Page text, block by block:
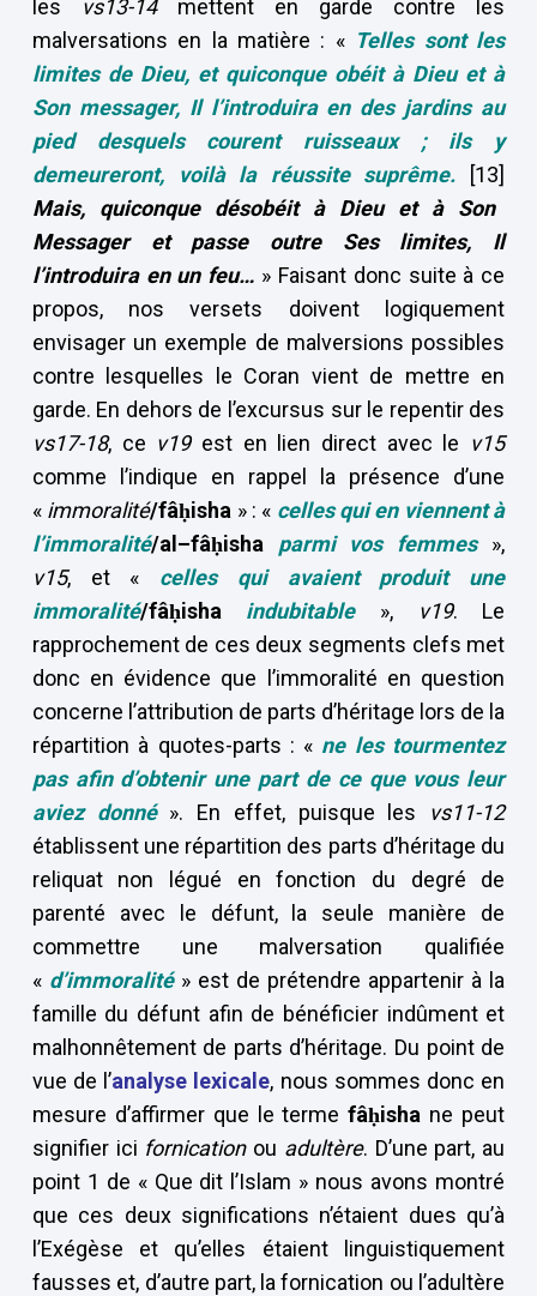
les vs13-14mettent en garde contre les
malversations en la matière : « Telles sont les
limites de Dieu, et quiconque obéit à Dieu et à
Son messager, Il l’introduira en des jardins au
pied desquels courent ruisseaux ; ils y
demeureront, voilà la réussite suprême. [13]
Mais, quiconque désobéit à Dieu et à Son
Messager et passe outre Ses limites, Il
l’introduira en un feu… » Faisant donc suite à ce
propos, nos versets doivent logiquement
envisager un exemple de malversions possibles
contre lesquelles le Coran vient de mettre en
garde. En dehors de l’excursus sur le repentir des
vs17-18, ce v19est en lien direct avec le v15
comme l’indique en rappel la présence d’une
« immoralité/fâḥisha » : « celles qui en viennent à
l’immoralité/al–fâḥisha parmi vos femmes »,
v15, et « celles qui avaient produit une
immoralité/fâḥisha indubitable », v19. Le
rapprochement de ces deux segments clefs met
donc en évidence que l’immoralité en question
concerne l’attribution de parts d’héritage lors de la
répartition à quotes-parts : « ne les tourmentez
pas afin d’obtenir une part de ce que vous leur
aviez donné». En effet, puisque les vs11-12
établissent une répartition des parts d’héritage du
reliquat non légué en fonction du degré de
parenté avec le défunt, la seule manière de
commettre une malversation qualifiée
« d’immoralité» est de prétendre appartenir à la
famille du défunt afin de bénéficier indûment et
malhonnêtement de parts d’héritage. Du point de
vue de l’analyse lexicale, nous sommes donc en
mesure d’affirmer que le termefâḥisha ne peut
signifier ici fornicationou adultère. D’une part, au
point 1 de « Que dit l’Islam » nous avons montré
que ces deux significations n’étaient dues qu’à
l’Exégèse et qu’elles étaient linguistiquement
fausses et, d’autre part, la fornication ou l’adultère